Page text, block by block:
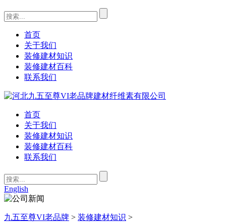
首页
关于我们
装修建材知识
装修建材百科
联系我们
首页
关于我们
装修建材知识
装修建材百科
联系我们
English
九五至尊VI老品牌 > 装修建材知识 >